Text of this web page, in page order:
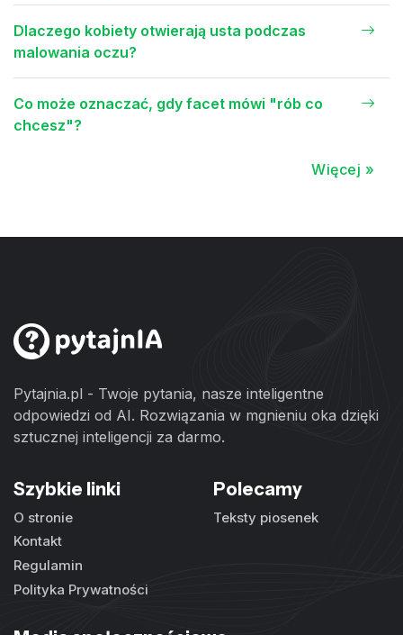
Dlaczego kobiety otwierają usta podczas
malowania oczu?
Co może oznaczać, gdy facet mówi "rób co
chcesz"?
Więcej »
Pytajnia.pl - Twoje pytania, nasze inteligentne
odpowiedzi od AI. Rozwiązania w mgnieniu oka dzięki
sztucznej inteligencji za darmo.
Szybkie linki
O stronie
Kontakt
Regulamin
Polityka Prywatności
Polecamy
Teksty piosenek